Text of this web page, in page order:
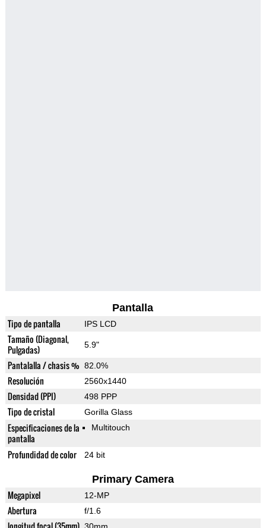
Pantalla
Tipo de pantalla IPS LCD
Tamaño (Diagonal,
Pulgadas)
5.9"
Pantalalla / chasis % 82.0%
Resolución 2560x1440
Densidad (PPI) 498 PPP
Tipo de cristal Gorilla Glass
Especificaciones de la
pantalla
Multitouch
Profundidad de color 24 bit
Primary Camera
Megapixel 12-MP
Abertura f/1.6